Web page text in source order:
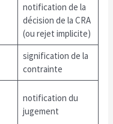
notification de la
décision de la CRA
(ou rejet implicite)
signification de la
contrainte
notification du
jugement